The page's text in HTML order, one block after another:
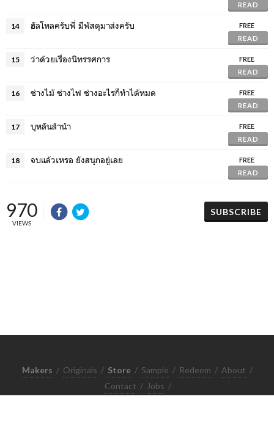
READ
14 ฮัลโหลครับพี่ มีพัสดุมาส่งครับ
FREE
READ
15 ว่าด้วยเรื่องนิทรรศการ
FREE
READ
16 ช่างไม้ ช่างไฟ ช่างอะไรก็ทำได้หมด
FREE
READ
17 บุหลันลำนำ
FREE
READ
18 จบแล้วเหรอ ยังสนุกอยู่เลย
FREE
READ
970
VIEWS
SUBSCRIBE
Makers / Originals / Store / Sample / Redeem / About /
Contact / Jobs /